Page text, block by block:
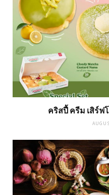
คริสปี้ ครีม เสิร์